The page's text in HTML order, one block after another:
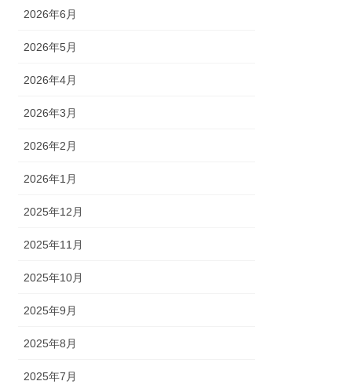
2026年6月
2026年5月
2026年4月
2026年3月
2026年2月
2026年1月
2025年12月
2025年11月
2025年10月
2025年9月
2025年8月
2025年7月